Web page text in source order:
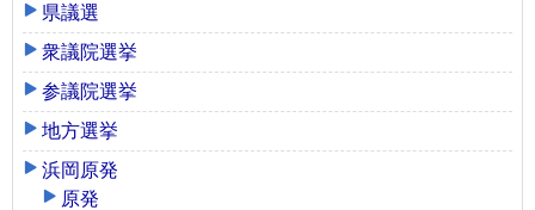
県議選
衆議院選挙
参議院選挙
地方選挙
浜岡原発
原発